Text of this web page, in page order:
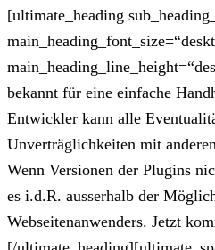
[ultimate_heading
bekannt für eine einfache
Entwickler kann alle
Unverträglichkeiten mit
Wenn Versionen der Plugins
es i.d.R. ausserhalb der
Webseitenanwenders. Jetzt